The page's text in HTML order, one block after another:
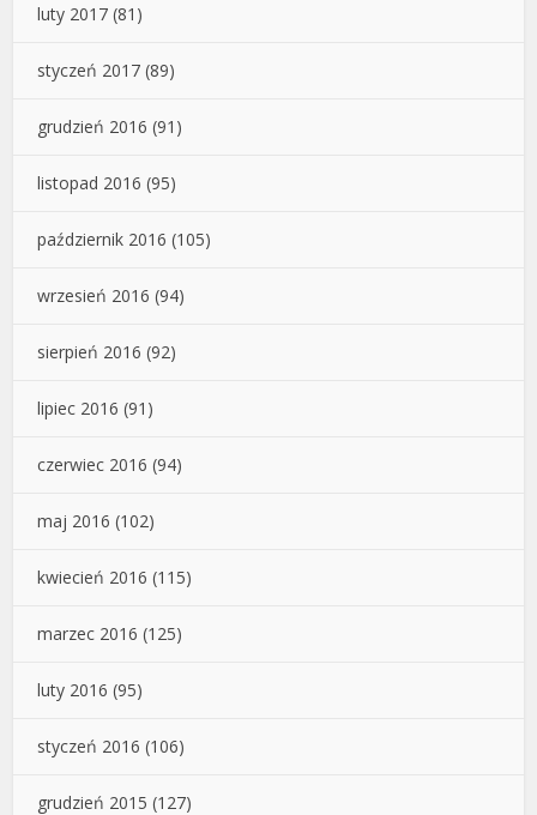
luty 2017 (81)
styczeń 2017 (89)
grudzień 2016 (91)
listopad 2016 (95)
październik 2016 (105)
wrzesień 2016 (94)
sierpień 2016 (92)
lipiec 2016 (91)
czerwiec 2016 (94)
maj 2016 (102)
kwiecień 2016 (115)
marzec 2016 (125)
luty 2016 (95)
styczeń 2016 (106)
grudzień 2015 (127)